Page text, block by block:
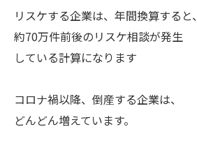
リスケする企業は、年間換算すると、
約70万件前後のリスケ相談が発生
している計算になります
コロナ禍以降、倒産する企業は、
どんどん増えています。